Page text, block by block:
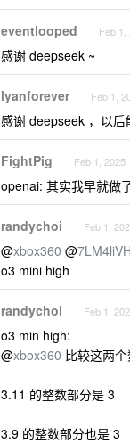
eventlooped Feb 1,
感谢 deepseek ~
lyanforever Feb 1,
感谢 deepseek ，以
FightPig Feb 1, 2025
openai: 其实我早就做
randychoi Feb 1,
@xbox360 @
o3 mini high
randychoi Feb 1,
o3 min high:
@xbox360 比较这两
3.11 的整数部分是 3
3.9 的整数部分也是 3